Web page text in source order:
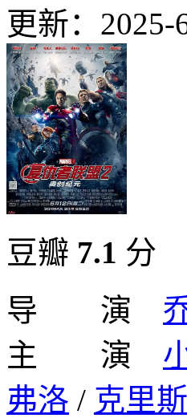
更新：2025-
豆瓣 7.1 分
导 演
主 演
弗洛 / 克里